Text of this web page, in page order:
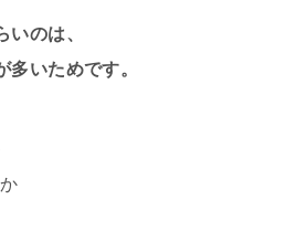
いのは、
多いためです。